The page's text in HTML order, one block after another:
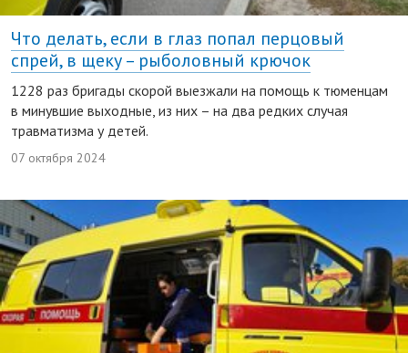
Что делать, если в глаз попал перцовый
спрей, в щеку – рыболовный крючок
1228 раз бригады скорой выезжали на помощь к тюменцам
в минувшие выходные, из них – на два редких случая
травматизма у детей.
07 октября 2024